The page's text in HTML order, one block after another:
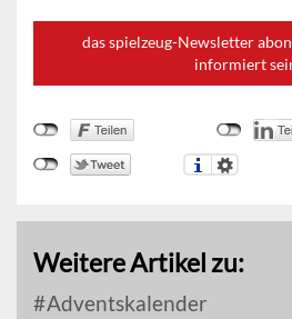
das spielzeug-Newsletter
informiert
Weitere Artikel zu:
Adventskalender